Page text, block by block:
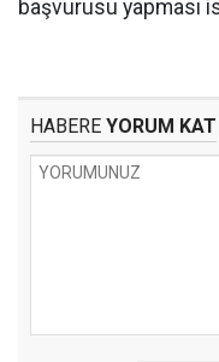
başvurusu yapması
HABERE YORUM KAT